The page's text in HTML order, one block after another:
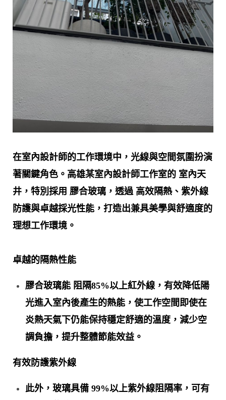
在室內設計師的工作環境中，光線與空間氛圍扮演
著關鍵角色。高雄某室內設計師工作室的 室內天
井，特別採用 膠合玻璃，透過 高效隔熱、紫外線
防護與卓越採光性能，打造出兼具美學與舒適度的
理想工作環境。
卓越的隔熱性能
膠合玻璃能 阻隔85%以上紅外線，有效降低陽
光進入室內後產生的熱能，使工作空間即使在
炎熱天氣下仍能保持穩定舒適的溫度，減少空
調負擔，提升整體節能效益。
有效防護紫外線
此外，玻璃具備 99%以上紫外線阻隔率，可有